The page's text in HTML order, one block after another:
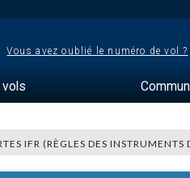
Vous avez oublié le numéro de vol ?
IFR (RÈGLES DES INSTRUMENTS